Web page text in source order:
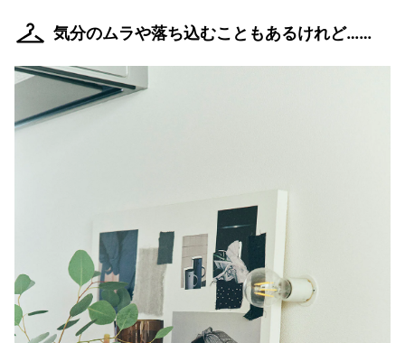
気分のムラや落ち込むこともあるけれど……